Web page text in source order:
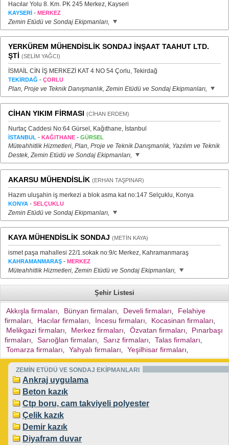
Hacılar Yolu 8. Km. PK 245 Merkez, Kayseri
KAYSERİ - MERKEZ
Zemin Etüdü ve Sondaj Ekipmanları,
YERKÜREM MÜHENDİSLİK SONDAJ İNŞAAT TAAHUT LTD.
ŞTİ (SELİM YAĞCI)
İSMAİL CİN İŞ MERKEZİ KAT 4 NO 54 Çorlu, Tekirdağ
TEKİRDAĞ - ÇORLU
Plan, Proje ve Teknik Danışmanlık, Zemin Etüdü ve Sondaj Ekipmanları,
CİHAN YIKIM FİRMASI (CİHAN ERDEM)
Nurtaç Caddesi No:64 Gürsel, Kağıthane, İstanbul
İSTANBUL - KAĞITHANE - GÜRSEL
Müteahhitlik Hizmetleri, Plan, Proje ve Teknik Danışmanlık, Yazılım ve Teknik
Destek, Zemin Etüdü ve Sondaj Ekipmanları,
AKARSU MÜHENDİSLİK (ERHAN TAŞPINAR)
Hazım uluşahin iş merkezi a blok asma kat no:147 Selçuklu, Konya
KONYA - SELÇUKLU
Zemin Etüdü ve Sondaj Ekipmanları,
KAYA MÜHENDİSLİK SONDAJ (METİN KAYA)
ismet paşa mahallesi 22/1.sokak no:9/c Merkez, Kahramanmaraş
KAHRAMANMARAŞ - MERKEZ
Müteahhitlik Hizmetleri, Zemin Etüdü ve Sondaj Ekipmanları,
Şehir Listesi
Akkışla firmaları Bünyan firmaları Develi firmaları
Felahiye
firmaları
Hacılar firmaları İncesu firmaları Kocasinan firmaları
Melikgazi firmaları Merkez firmaları Özvatan firmaları
Pınarbaşı
firmaları
Sarıoğlan firmaları Sarız firmaları Talas firmaları
Tomarza firmaları Yahyalı firmaları Yeşilhisar firmaları
ZEMİN ETÜDÜ VE SONDAJ EKİPMANLARI
Ankraj uygulama
Beton kazık
Ctp boru, cam takviyeli polyester
Çelik kazık
Demir kazık
Diyafram duvar